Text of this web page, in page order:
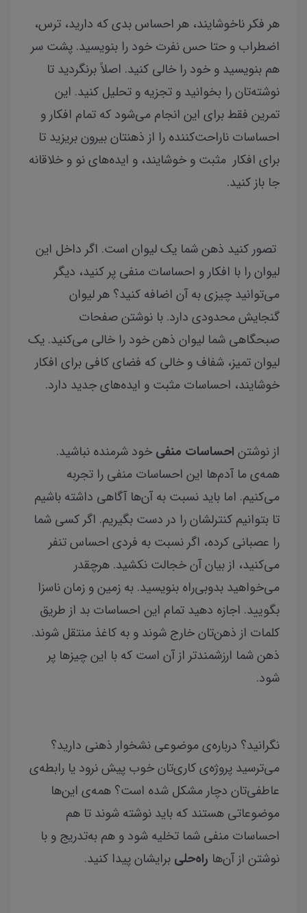
هر فکر ناخوشایند، هر احساس بدی که دارید، ترس،
اضطراب و حتا حس نفرت خود را بنویسید. پشت سر
هم بنویسید و خود را خالی کنید. اصلاً برنگردید تا
نوشته‌تان را بخوانید و تجزیه و تحلیل کنید. این
تمرین فقط برای این انجام می‌شود که تمام افکار و
احساسات ناراحت‌کننده را از ذهنتان بیرون بریزید تا
برای افکار مثبت و خوشایند، و ایده‌های نو و خلاقانه
جا باز کنید.
تصور کنید ذهن شما یک لیوان است. اگر داخل این
لیوان را با افکار و احساسات منفی پر کنید، دیگر
می‌توانید چیزی به آن اضافه کنید؟ هر لیوان
گنجایش محدودی دارد. با نوشتن صفحات
صبحگاهی شما لیوان ذهن خود را خالی می‌کنید. یک
لیوان تمیز، شفاف و خالی که فضای کافی برای افکار
خوشایند، احساسات مثبت و ایده‌های جدید دارد.
از نوشتن احساسات منفی خود شرمنده نباشید.
همه‌ی ما آدم‌ها این احساسات منفی را تجربه
می‌کنیم. اما باید نسبت به آن‌ها آگاهی داشته باشیم
تا بتوانیم کنترلشان را در دست بگیریم. اگر کسی شما
را عصبانی کرده، اگر نسبت به فردی احساس تنفر
می‌کنید، از بیان آن خجالت نکشید. هرچقدر
می‌خواهید بدوبی‌راه بنویسید. به زمین و زمان ناسزا
بگویید. اجازه دهید تمام این احساسات بد از طریق
کلمات از ذهن‌تان خارج شوند و به کاغذ منتقل شوند.
ذهن شما ارزشمندتر از آن است که با این چیزها پر
شود.
نگرانید؟ درباره‌ی موضوعی نشخوار ذهنی دارید؟
می‌ترسید پروژه‌ی کاری‌تان خوب پیش نرود یا رابطه‌ی
عاطفی‌تان دچار مشکل شده است؟ همه‌ی این‌ها
موضوعاتی هستند که باید نوشته شوند تا هم
احساسات منفی شما تخلیه شود و هم به‌تدریج و با
نوشتن از آن‌ها راه‌حلی برایشان پیدا کنید.